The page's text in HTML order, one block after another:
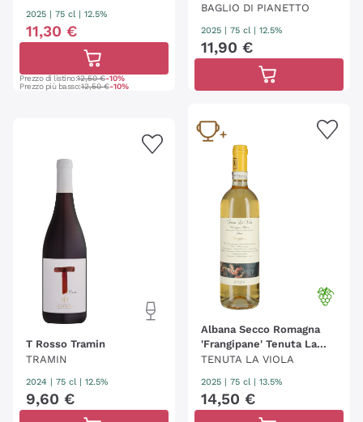
2025 | 75 cl | 12.5%
11,30 €
Prezzo di listino:12,50 €-10%
Prezzo più basso:12,50 €-10%
BAGLIO DI PIANETTO
2025 | 75 cl | 12.5%
11,90 €
T Rosso Tramin
TRAMIN
2024 | 75 cl | 12.5%
9,60 €
Albana Secco Romagna
'Frangipane' Tenuta La
Viola
TENUTA LA VIOLA
2025 | 75 cl | 13.5%
14,50 €